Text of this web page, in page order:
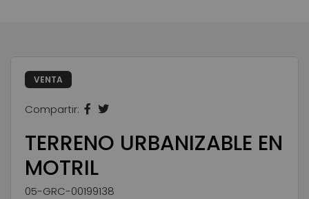
VENTA
Compartir:
TERRENO URBANIZABLE EN
MOTRIL
05-GRC-00199138